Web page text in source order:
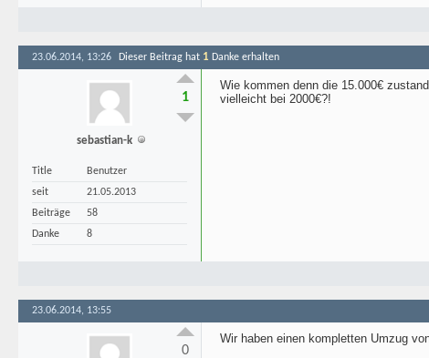
23.06.2014, 13:26 Dieser Beitrag hat 1 Danke erhalten
sebastian-k
Title
Benutzer
seit
21.05.2013
Beiträge
58
Danke
8
1
Wie kommen denn die 15.000€
vielleicht bei 2000€?!
23.06.2014, 13:55
0
Wir haben einen kompletten Umzug